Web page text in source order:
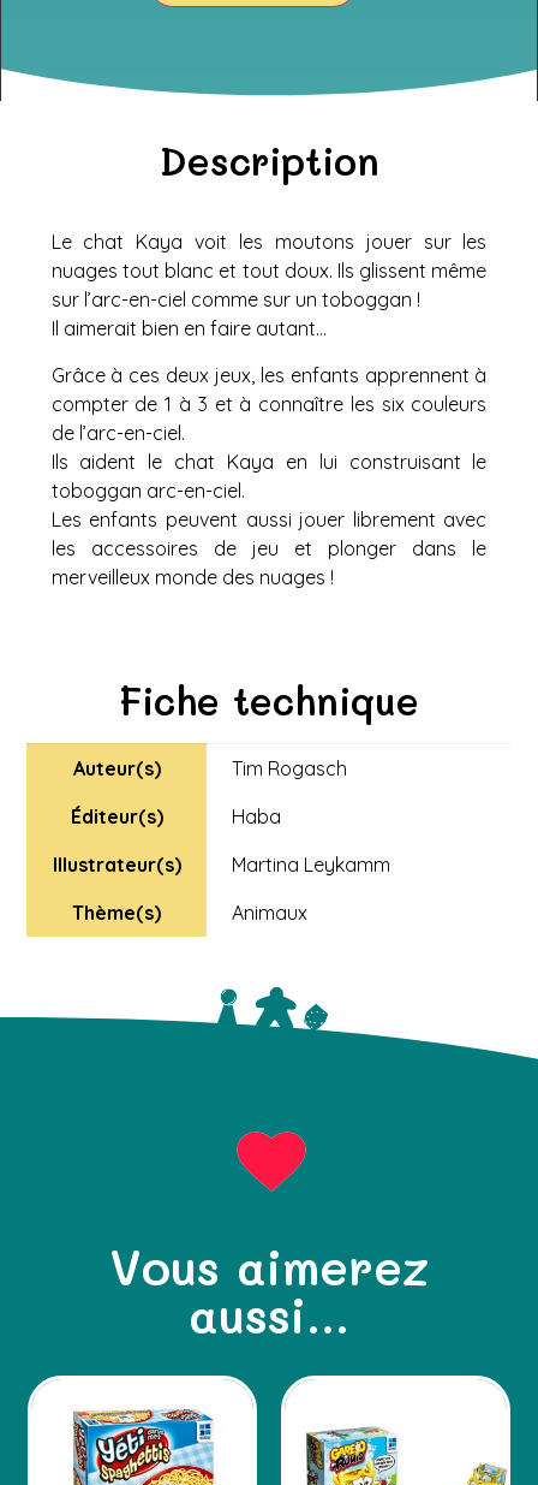
Description
Le chat Kaya voit les moutons jouer sur les
nuages tout blanc et tout doux. Ils glissent même
sur l’arc-en-ciel comme sur un toboggan !
Il aimerait bien en faire autant…
Grâce à ces deux jeux, les enfants apprennent à
compter de 1 à 3 et à connaître les six couleurs
de l’arc-en-ciel.
Ils aident le chat Kaya en lui construisant le
toboggan arc-en-ciel.
Les enfants peuvent aussi jouer librement avec
les accessoires de jeu et plonger dans le
merveilleux monde des nuages !
Fiche technique
Auteur(s)
Tim Rogasch
Éditeur(s)
Haba
Illustrateur(s)
Martina Leykamm
Thème(s)
Animaux
Vous aimerez
aussi...